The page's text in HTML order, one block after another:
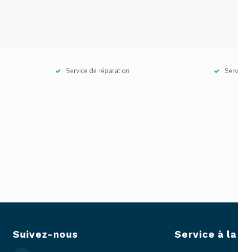
Service de réparation
Suivez-nous Service à